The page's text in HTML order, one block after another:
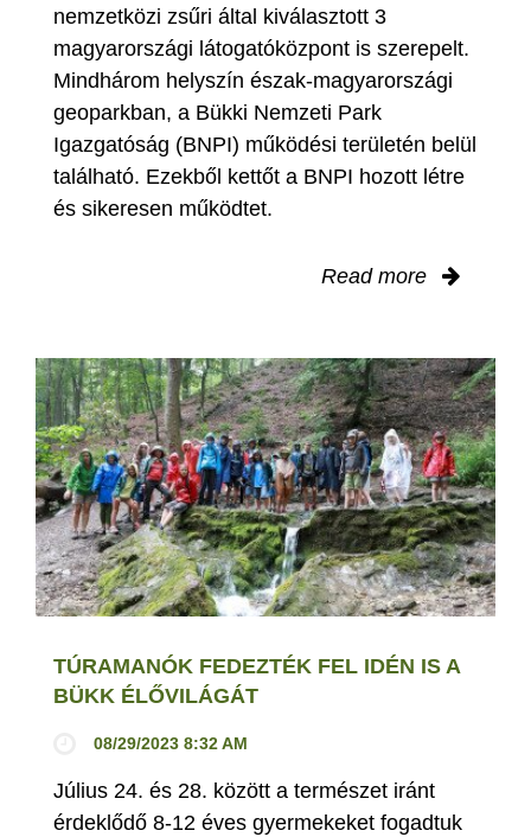
nemzetközi zsűri által kiválasztott 3
magyarországi látogatóközpont is szerepelt.
Mindhárom helyszín észak-magyarországi
geoparkban, a Bükki Nemzeti Park
Igazgatóság (BNPI) működési területén belül
található. Ezekből kettőt a BNPI hozott létre
és sikeresen működtet.
Read more
TÚRAMANÓK FEDEZTÉK FEL IDÉN IS A
BÜKK ÉLŐVILÁGÁT
08/29/2023 8:32 AM
Július 24. és 28. között a természet iránt
érdeklődő 8-12 éves gyermekeket fogadtuk